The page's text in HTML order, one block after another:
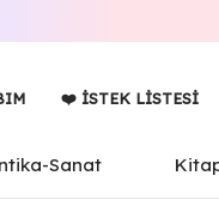
❤️ İSTEK LISTESI
Sanat